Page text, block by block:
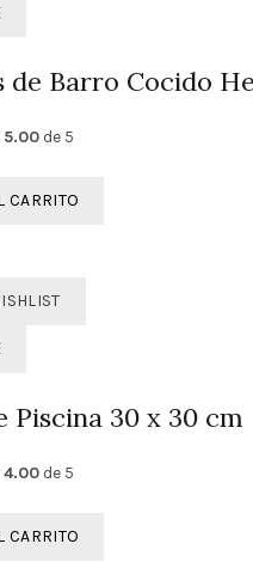
de Barro Cocido
5.00 de 5
CARRITO
Piscina 30 x 30 cm
4.00 de 5
CARRITO